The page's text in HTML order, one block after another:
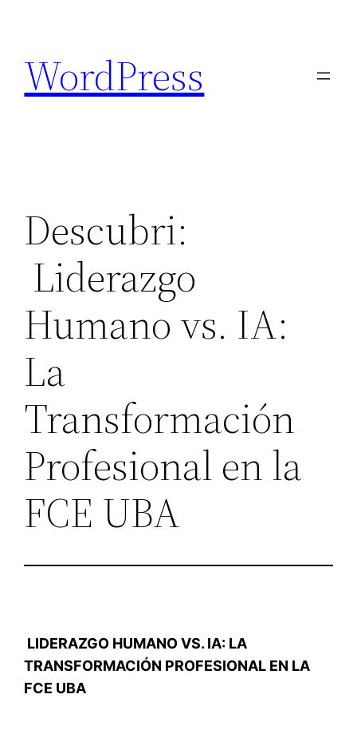
contenido
WordPress
Descubri:
Liderazgo
Humano vs. IA:
La
Transformación
Profesional en la
FCE UBA
LIDERAZGO HUMANO VS. IA: LA
TRANSFORMACIÓN PROFESIONAL EN LA
FCE UBA